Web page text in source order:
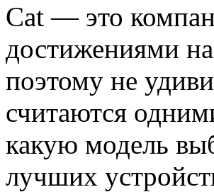
Cat — это
достижениями
поэтому не
считаются
какую модель
лучших